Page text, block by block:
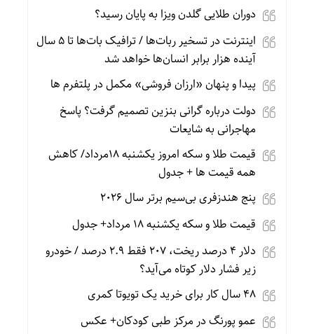
دوران طلایی گلدن ویزا به پایان رسید؟
اینترنت در تسخیر ربات‌ها / ترافیک بات‌ها تا ۵ سال
آینده هزار برابر انسان‌ها خواهد شد
پیدا و پنهان «ارزان فروشی» مکمل در پلتفرم ها
دولت درباره گرانی بنزین تصمیم گرفت؟ پاسخ
مهاجرانی به شایعات
قیمت طلا و سکه امروز یکشنبه 18مرداد/ کاهش
همه قیمت ها + جدول
پنج هندزفری بی‌سیم برتر سال ۲۰۲۶
قیمت طلا و سکه یکشنبه 18 مرداد+ جدول
دلار ۴ درصد ریخت، ۲۰۷ فقط ۲.۹ درصد / خودرو
زیر فشار دلار کوتاه می‌آید؟
۴۸ سال کار برای خرید یک تویوتا کمری
عمو پورنگ در مرکز طبی کودکان+ عکس